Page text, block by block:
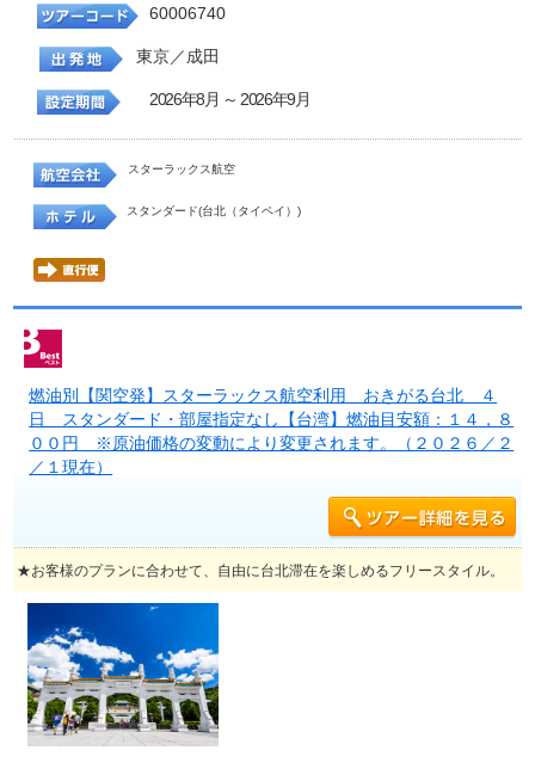
60006740
東京／成田
2026年8月 ～ 2026年9月
スターラックス航空
スタンダード(台北（タイペイ）)
燃油別【関空発】スターラックス航空利用 おきがる台北 ４
日 スタンダード・部屋指定なし【台湾】燃油目安額：１４，８
００円 ※原油価格の変動により変更されます。（２０２６／２
／１現在）
★お客様のプランに合わせて、自由に台北滞在を楽しめるフリースタイル。